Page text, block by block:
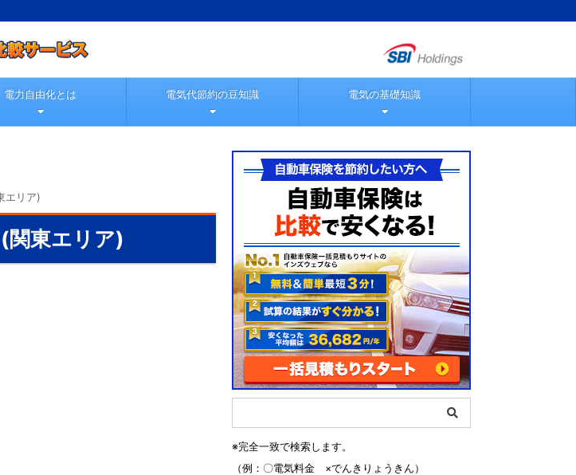
電力自由化とは 電気代節約の豆知識 電気の基礎知識
エリア)
東エリア)
※完全一致で検索します。
（例：〇電気料金 ×でんきりょうきん）